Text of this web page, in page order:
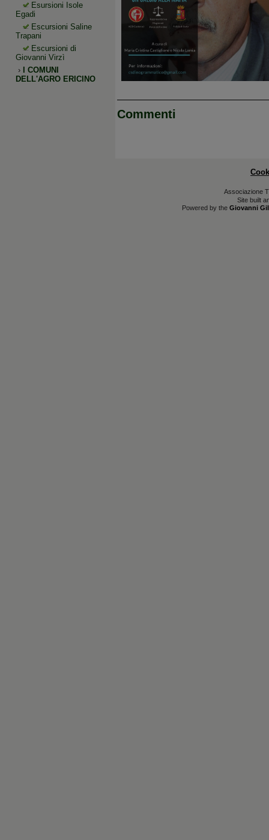
Esursioni Isole
Egadi
Escursioni Saline
Trapani
Escursioni di
Giovanni Virzì
›
I COMUNI
DELL'AGRO ERICINO
Commenti
Associazione
Site built
Powered by the Giovanni